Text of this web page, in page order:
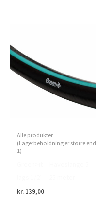
Alle produkter
(Lagerbeholdning er større end
1)
kr. 139,00